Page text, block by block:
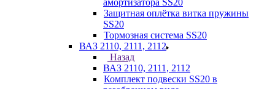
амортизатора SS20
Защитная оплётка витка пружины
SS20
Тормозная система SS20
ВАЗ 2110, 2111, 2112
Назад
ВАЗ 2110, 2111, 2112
Комплект подвески SS20 в